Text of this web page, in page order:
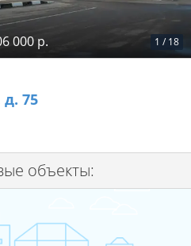
1 / 18
000 р.
75
объекты: